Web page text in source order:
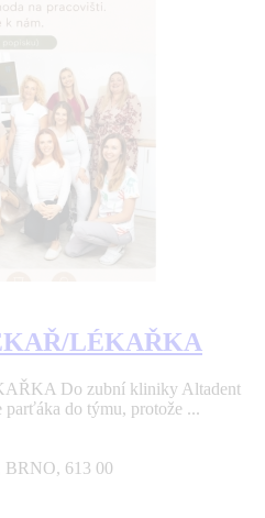
LÉKAŘKA
Do zubní kliniky Altadent
do týmu, protože ...
613 00